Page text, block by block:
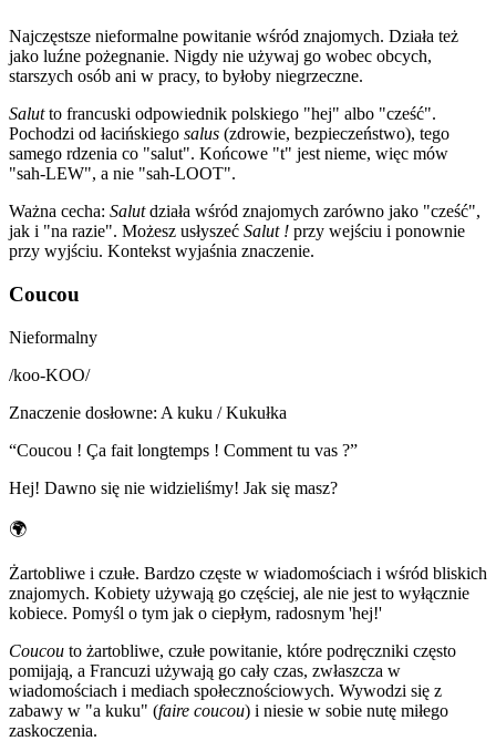
Najczęstsze nieformalne powitanie wśród znajomych. Działa też
jako luźne pożegnanie. Nigdy nie używaj go wobec obcych,
starszych osób ani w pracy, to byłoby niegrzeczne.
Salutto francuski odpowiednik polskiego "hej" albo "cześć".
Pochodzi od łacińskiego salus (zdrowie, bezpieczeństwo), tego
samego rdzenia co "salut". Końcowe "t" jest nieme, więc mów
"sah-LEW", a nie "sah-LOOT".
Ważna cecha: Salutdziała wśród znajomych zarówno jako "cześć",
jak i "na razie". Możesz usłyszeć Salut ! przy wejściu i ponownie
przy wyjściu. Kontekst wyjaśnia znaczenie.
Coucou
Nieformalny
/koo-KOO/
Znaczenie dosłowne: A kuku / Kukułka
“Coucou ! Ça fait longtemps ! Comment tu vas ?”
Hej! Dawno się nie widzieliśmy! Jak się masz?
🌍
Żartobliwe i czułe. Bardzo częste w wiadomościach i wśród bliskich
znajomych. Kobiety używają go częściej, ale nie jest to wyłącznie
kobiece. Pomyśl o tym jak o ciepłym, radosnym 'hej!'
Coucou to żartobliwe, czułe powitanie, które podręczniki często
pomijają, a Francuzi używają go cały czas, zwłaszcza w
wiadomościach i mediach społecznościowych. Wywodzi się z
zabawy w "a kuku" (faire coucou) i niesie w sobie nutę miłego
zaskoczenia.